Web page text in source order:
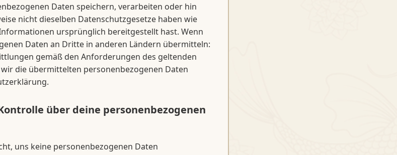
Daten speichern, verarbeiten oder hin
nicht dieselben Datenschutzgesetze haben wie
ursprünglich bereitgestellt hast. Wenn
Daten an Dritte in anderen Ländern übermitteln:
gemäß den Anforderungen des geltenden
wir die übermittelten personenbezogenen Daten
über deine personenbezogenen
uns keine personenbezogenen Daten